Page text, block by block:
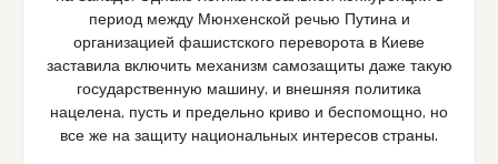
период между Мюнхенской речью Путина и
организацией фашистского переворота в Киеве
заставила включить механизм самозащиты даже такую
государственную машину, и внешняя политика
нацелена, пусть и предельно криво и беспомощно, но
все же на защиту национальных интересов страны.